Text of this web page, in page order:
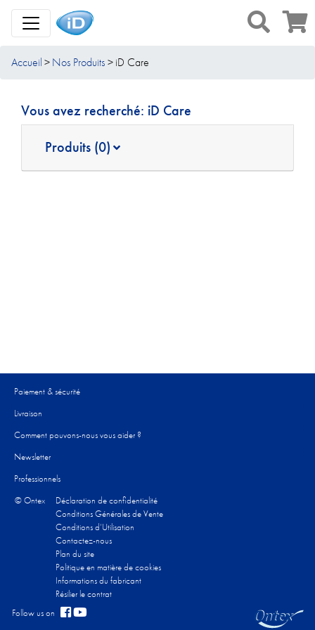
Toggle Navigation
Accueil Nos Produits iD Care
Vous avez recherché: iD Care
Produits (0)
Paiement & sécurité
Livraison
Comment pouvons-nous vous aider ?​
Newsletter
Professionnels
© Ontex
Déclaration de confidentialité
Conditions Générales de Vente
Conditions d’Utilisation
Contactez-nous
Plan du site
Politique en matière de cookies
Informations du fabricant
Résilier le contrat
Follow us on